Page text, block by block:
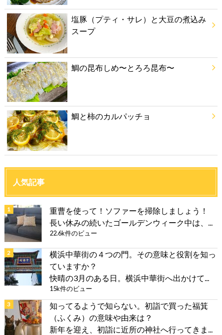
塩豚（プティ・サレ）と大豆の煮込み
スープ
鯛の昆布しめ〜とろろ昆布〜
鯛と柿のカルパッチョ
人気記事
重曹を使って！ソファーを掃除しましょう！
長い休みの続いたゴールデンウィーク中は、...
22.6k件のビュー
横浜中華街の４つの門。その意味と役割を知っ
ていますか？
快晴の3月のある日。横浜中華街へ出かけて...
15k件のビュー
知ってるようで知らない。初詣で買った福箕
（ふくみ）の意味や由来は？
新年を迎え、初詣に近所の神社へ行ってきま...